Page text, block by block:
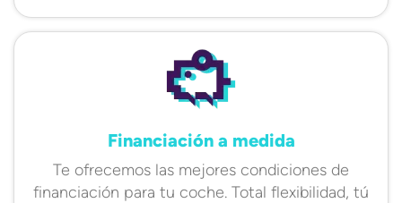
Financiación a medida
Te ofrecemos las mejores condiciones de
financiación para tu coche. Total flexibilidad, tú